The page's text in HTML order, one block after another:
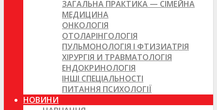
ЗАГАЛЬНА ПРАКТИКА — СІМЕЙНА
МЕДИЦИНА
ОНКОЛОГІЯ
ОТОЛАРІНГОЛОГІЯ
ПУЛЬМОНОЛОГІЯ І ФТИЗИАТРІЯ
ХІРУРГІЯ И ТРАВМАТОЛОГІЯ
ЕНДОКРИНОЛОГІЯ
ІНШІ СПЕЦІАЛЬНОСТІ
ПИТАННЯ ПСИХОЛОГІЇ
НОВИНИ